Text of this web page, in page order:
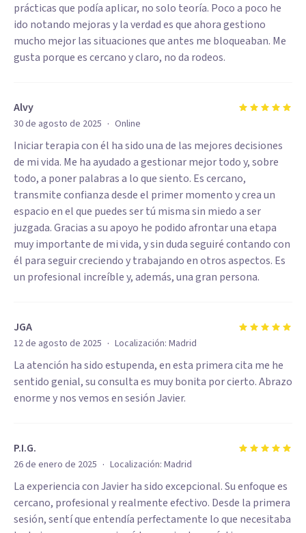
prácticas que podía aplicar, no solo teoría. Poco a poco he
ido notando mejoras y la verdad es que ahora gestiono
mucho mejor las situaciones que antes me bloqueaban. Me
gusta porque es cercano y claro, no da rodeos.
Alvy
30 de agosto de 2025 · Online
Iniciar terapia con él ha sido una de las mejores decisiones
de mi vida. Me ha ayudado a gestionar mejor todo y, sobre
todo, a poner palabras a lo que siento. Es cercano,
transmite confianza desde el primer momento y crea un
espacio en el que puedes ser tú misma sin miedo a ser
juzgada. Gracias a su apoyo he podido afrontar una etapa
muy importante de mi vida, y sin duda seguiré contando con
él para seguir creciendo y trabajando en otros aspectos. Es
un profesional increíble y, además, una gran persona.
JGA
12 de agosto de 2025 · Localización: Madrid
La atención ha sido estupenda, en esta primera cita me he
sentido genial, su consulta es muy bonita por cierto. Abrazo
enorme y nos vemos en sesión Javier.
P.I.G.
26 de enero de 2025 · Localización: Madrid
La experiencia con Javier ha sido excepcional. Su enfoque es
cercano, profesional y realmente efectivo. Desde la primera
sesión, sentí que entendía perfectamente lo que necesitaba